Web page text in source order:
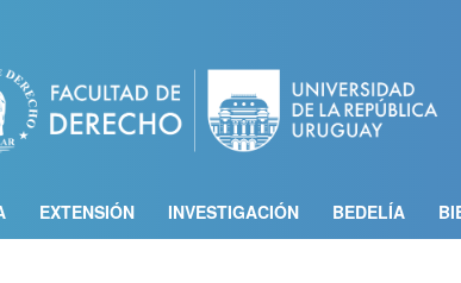
contenido
principal
EXTENSIÓN INVESTIGACIÓN BEDELÍA